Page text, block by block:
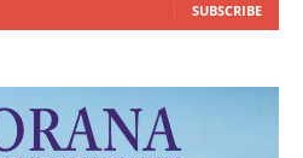
SUBSCRIBE